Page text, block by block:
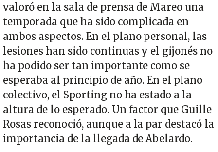
valoró en la sala de prensa de Mareo una
temporada que ha sido complicada en
ambos aspectos. En el plano personal, las
lesiones han sido continuas y el gijonés no
ha podido ser tan importante como se
esperaba al principio de año. En el plano
colectivo, el Sporting no ha estado a la
altura de lo esperado. Un factor que Guille
Rosas reconoció, aunque a la par destacó la
importancia de la llegada de Abelardo.